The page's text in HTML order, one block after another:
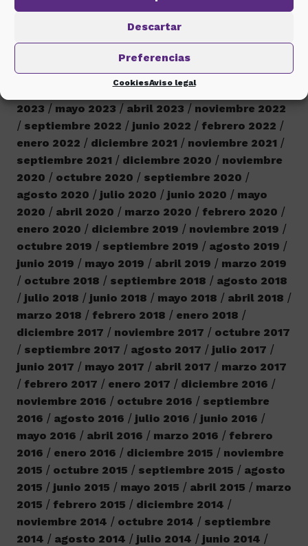
Descartar
Preferencias
CookiesAviso legal
Histórico de noticias
marzo 2026 mayo 2024 marzo 2024
febrero
octubre 2023 septiembre 2023
2023
mayo 2023 abril 2023
noviembre 2022
septiembre 2022
junio 2022
febrero 2022
enero 2022
diciembre 2021
noviembre 2021
septiembre 2021
diciembre 2020
noviembre
2020
octubre 2020
septiembre 2020
agosto 2020
julio 2020 junio 2020
mayo
2020
abril 2020 marzo 2020
febrero 2020
enero 2020
diciembre 2019
noviembre 2019
octubre 2019
septiembre 2019
agosto 2019
junio 2019
mayo 2019 abril 2019
marzo 2019
octubre 2018
septiembre 2018
agosto 2018
julio 2018
junio 2018 mayo 2018
abril 2018
marzo 2018
febrero 2018
enero 2018
diciembre 2017
noviembre 2017
octubre 2017
septiembre 2017
agosto 2017
julio 2017
junio 2017
mayo 2017 abril 2017
marzo 2017
febrero 2017
enero 2017
diciembre 2016
noviembre 2016
octubre 2016
septiembre
2016
agosto 2016 julio 2016
junio 2016
mayo 2016
abril 2016 marzo 2016
febrero
2016
enero 2016 diciembre 2015
noviembre
2015
octubre 2015 septiembre 2015
agosto
2015
junio 2015 mayo 2015 abril 2015
marzo
2015
febrero 2015
diciembre 2014
noviembre 2014
octubre 2014
septiembre
2014
agosto 2014 julio 2014
junio 2014